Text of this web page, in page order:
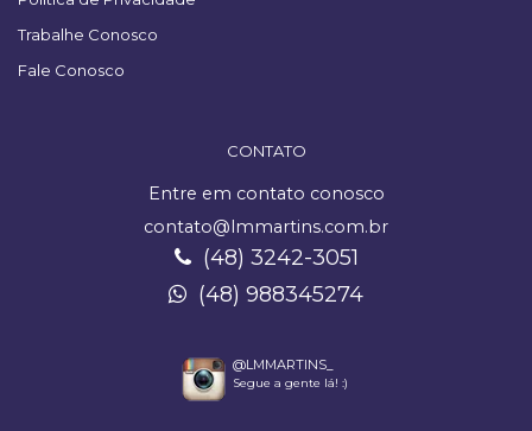
Trabalhe Conosco
Fale Conosco
CONTATO
Entre em contato conosco
contato@lmmartins.com.br
(48) 3242-3051
(48) 988345274
@LMMARTINS_
Segue a gente lá! :)